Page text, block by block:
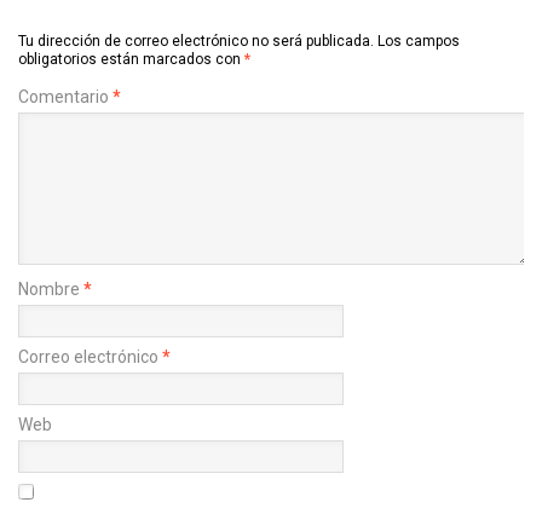
Tu dirección de correo electrónico no será publicada. Los campos
obligatorios están marcados con *
Comentario *
Nombre *
Correo electrónico *
Web